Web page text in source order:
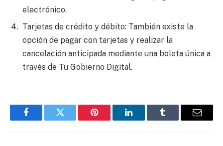
electrónico.
Tarjetas de crédito y débito: También existe la
opción de pagar con tarjetas y realizar la
cancelación anticipada mediante una boleta única a
través de Tu Gobierno Digital.
FacebookTwitter Pinterest LinkedInTumblr Email